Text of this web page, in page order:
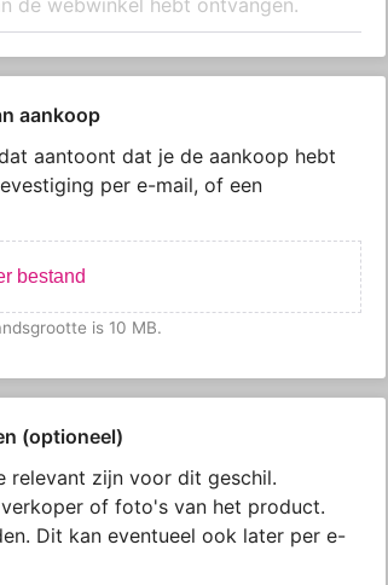
aankoop
aantoont dat je de aankoop hebt
per e-mail, of een
bestand
is 10 MB.
(optioneel)
relevant zijn voor dit geschil.
of foto's van het product.
Dit kan eventueel ook later per e-